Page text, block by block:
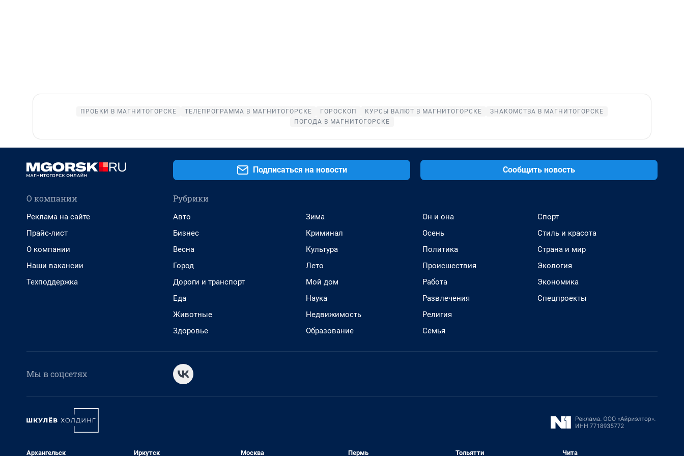
ПРОБКИ В МАГНИТОГОРСКЕ ТЕЛЕПРОГРАММА В МАГНИТОГОРСКЕ ГОРОСКОП КУРСЫ ВАЛЮТ В МАГНИТОГОРСКЕ
ЗНАКОМСТВА В МАГНИТОГОРСКЕ
ПОГОДА В МАГНИТОГОРСКЕ
Подписаться на новости Сообщить новость
О компании
Реклама на сайте
Прайс-лист
О компании
Наши вакансии
Техподдержка
Рубрики
Авто
Бизнес
Весна
Город
Дороги и транспорт
Еда
Животные
Здоровье
Зима
Криминал
Культура
Лето
Мой дом
Наука
Недвижимость
Образование
Он и она
Осень
Политика
Происшествия
Работа
Развлечения
Религия
Семья
Спорт
Стиль и красота
Страна и мир
Экология
Экономика
Спецпроекты
Мы в соцсетях
Архангельск Иркутск Москва Пермь Тольятти Чита